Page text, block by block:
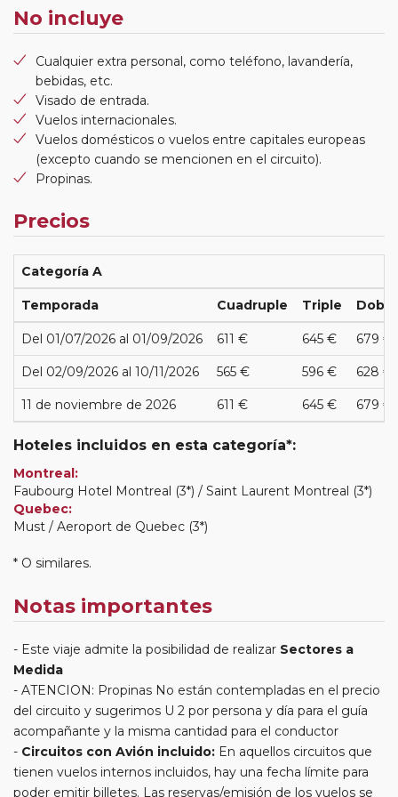
No incluye
Cualquier extra personal, como teléfono, lavandería,
bebidas, etc.
Visado de entrada.
Vuelos internacionales.
Vuelos domésticos o vuelos entre capitales europeas
(excepto cuando se mencionen en el circuito).
Propinas.
Precios
Categoría A
Temporada Cuadruple Triple Doble
Del 01/07/2026 al 01/09/2026 611 € 645 € 679 €
Del 02/09/2026 al 10/11/2026 565 € 596 € 628 €
11 de noviembre de 2026 611 € 645 € 679 €
Hoteles incluidos en esta categoría*:
Montreal:
Faubourg Hotel Montreal (3*) / Saint Laurent Montreal (3*)
Quebec:
Must / Aeroport de Quebec (3*)
* O similares.
Notas importantes
Este viaje admite la posibilidad de realizar Sectores a
Medida
ATENCION: Propinas No están contempladas en el precio
del circuito y sugerimos U 2 por persona y día para el guía
acompañante y la misma cantidad para el conductor
Circuitos con Avión incluido: En aquellos circuitos que
tienen vuelos internos incluidos, hay una fecha límite para
poder emitir billetes. Las reservas/emisión de los vuelos se